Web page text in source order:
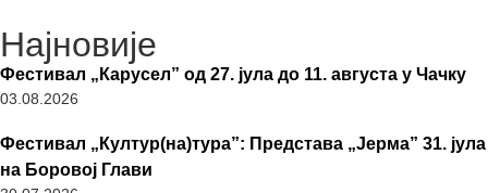
Најновије
Фестивал „Карусел” од 27. јула до 11. августа у Чачку
03.08.2026
Фестивал „Култур(на)тура”: Представа „Јерма” 31. јула
на Боровој Глави